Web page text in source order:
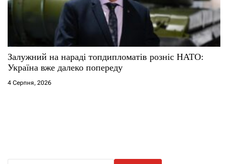
Залужний на нараді топдипломатів розніс НАТО:
Україна вже далеко попереду
4 Серпня, 2026